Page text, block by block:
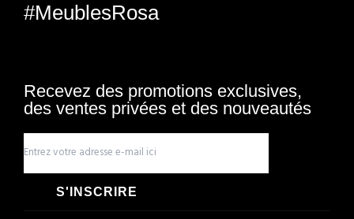
#MeublesRosa
Recevez des promotions exclusives,
des ventes privées et des nouveautés
S'INSCRIRE